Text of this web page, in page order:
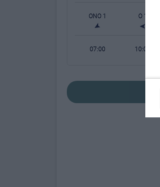
ONO 1 O 1
07:00 10:00